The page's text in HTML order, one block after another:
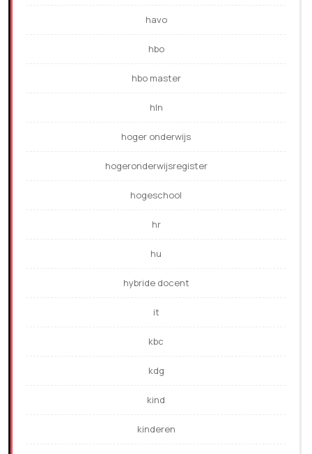
havo
hbo
hbo master
hln
hoger onderwijs
hogeronderwijsregister
hogeschool
hr
hu
hybride docent
it
kbc
kdg
kind
kinderen